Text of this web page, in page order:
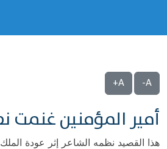
A-
A+
أمير المؤمنين غنمت
هذا القصيد نظمه الشاعر إثر عودة